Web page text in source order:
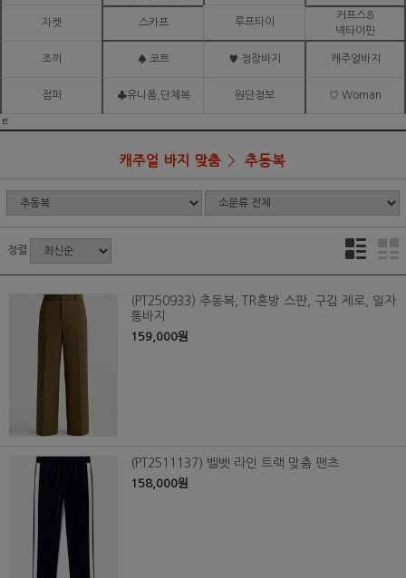
자켓 스카프 루프타이
커프스&
넥타이핀
조끼 ♠ 코트 ♥ 정장바지 캐주얼바지
점퍼 ♣유니폼,단체복 원단정보 ♡ Woman
ㅌ
캐주얼 바지 맞춤 추동복
정렬
(PT250933) 추동복, TR혼방 스판, 구김 제로, 일자
통바지
159,000원
(PT2511137) 벨벳 라인 트랙 맞춤 팬츠
158,000원